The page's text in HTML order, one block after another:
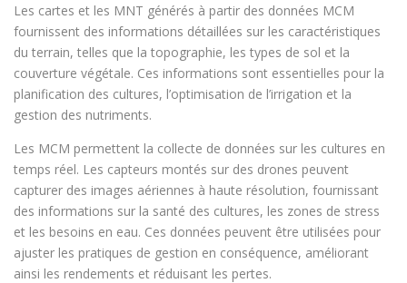
Les cartes et les MNT générés à partir des données MCM
fournissent des informations détaillées sur les caractéristiques
du terrain, telles que la topographie, les types de sol et la
couverture végétale. Ces informations sont essentielles pour la
planification des cultures, l’optimisation de l’irrigation et la
gestion des nutriments.
Les MCM permettent la collecte de données sur les cultures en
temps réel. Les capteurs montés sur des drones peuvent
capturer des images aériennes à haute résolution, fournissant
des informations sur la santé des cultures, les zones de stress
et les besoins en eau. Ces données peuvent être utilisées pour
ajuster les pratiques de gestion en conséquence, améliorant
ainsi les rendements et réduisant les pertes.